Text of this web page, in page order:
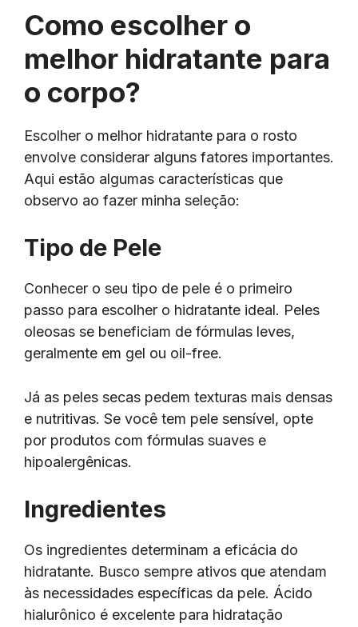
Como escolher o
melhor hidratante para
o corpo?
Escolher o melhor hidratante para o rosto
envolve considerar alguns fatores importantes.
Aqui estão algumas características que
observo ao fazer minha seleção:
Tipo de Pele
Conhecer o seu tipo de pele é o primeiro
passo para escolher o hidratante ideal. Peles
oleosas se beneficiam de fórmulas leves,
geralmente em gel ou oil-free.
Já as peles secas pedem texturas mais densas
e nutritivas. Se você tem pele sensível, opte
por produtos com fórmulas suaves e
hipoalergênicas.
Ingredientes
Os ingredientes determinam a eficácia do
hidratante. Busco sempre ativos que atendam
às necessidades específicas da pele. Ácido
hialurônico é excelente para hidratação